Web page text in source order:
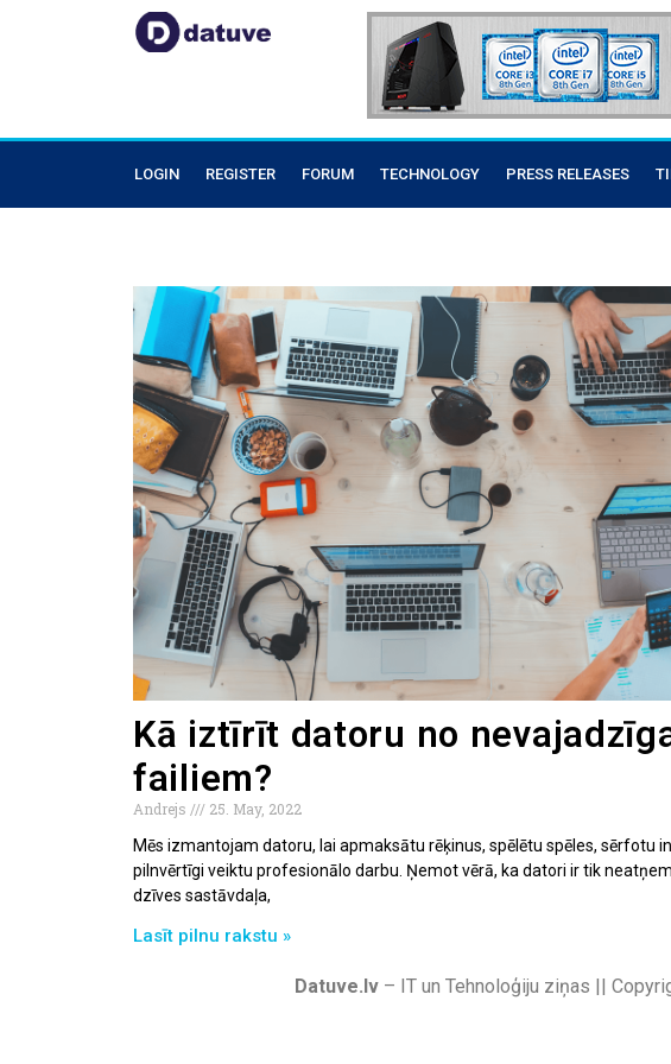
LOGIN REGISTER FORUM TECHNOLOGY PRESS RELEASES
Kā iztīrīt datoru no
failiem?
Andrejs
25. May, 2022
Mēs izmantojam datoru, lai apmaksātu rēķinus, spēlētu spēles, sērfotu
pilnvērtīgi veiktu profesionālo darbu. Ņemot vērā, ka datori ir tik
dzīves sastāvdaļa,
Lasīt pilnu rakstu »
Datuve.lv – IT un Tehnoloģiju ziņas ||